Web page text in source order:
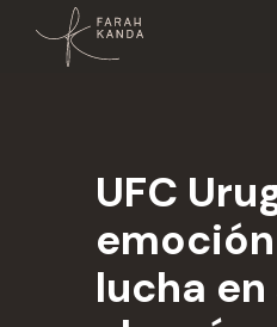
UFC
lucha